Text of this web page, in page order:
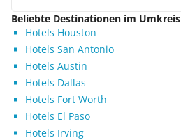
Beliebte Destinationen im Umkreis
Hotels Houston
Hotels San Antonio
Hotels Austin
Hotels Dallas
Hotels Fort Worth
Hotels El Paso
Hotels Irving